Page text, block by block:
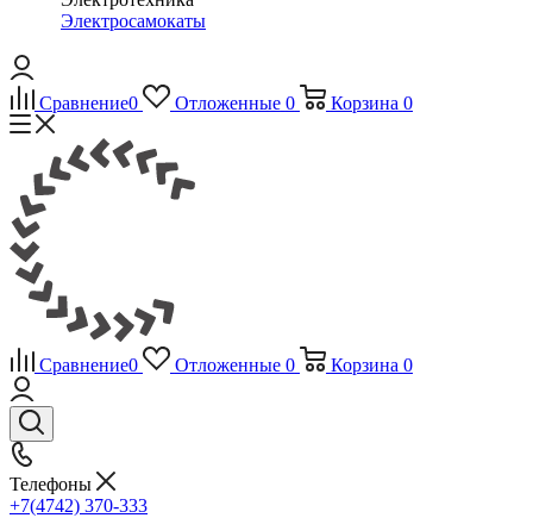
Электросамокаты
Сравнение0 Отложенные 0 Корзина 0
Сравнение0 Отложенные 0 Корзина 0
Телефоны
+7(4742) 370-333